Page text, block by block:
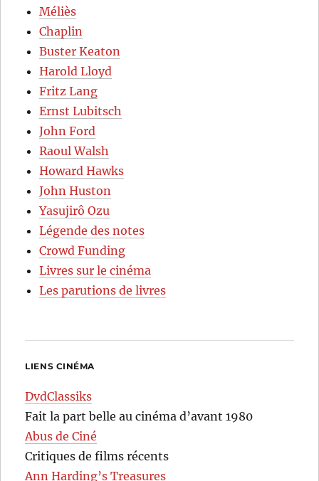
Méliès
Chaplin
Buster Keaton
Harold Lloyd
Fritz Lang
Ernst Lubitsch
John Ford
Raoul Walsh
Howard Hawks
John Huston
Yasujirô Ozu
Légende des notes
Crowd Funding
Livres sur le cinéma
Les parutions de livres
LIENS CINÉMA
DvdClassiks
Fait la part belle au cinéma d’avant 1980
Abus de Ciné
Critiques de films récents
Ann Harding’s Treasures